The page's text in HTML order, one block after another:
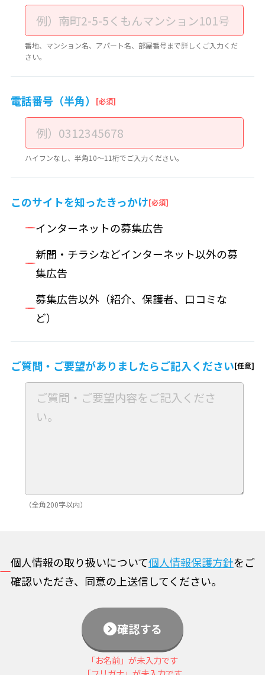
番地、マンション名、アパート名、部屋番号まで詳しくご入力くだ
さい。
電話番号（半角）
ハイフンなし、半角10～11桁でご入力ください。
このサイトを知ったきっかけ
インターネットの募集広告
新聞・チラシなどインターネット以外の募
集広告
募集広告以外（紹介、保護者、口コミな
ど）
ご質問・ご要望がありましたらご記入ください
（全角200字以内）
個人情報の取り扱いについて個人情報保護方針をご
確認いただき、同意の上送信してください。
確認する
「お名前」が未入力です